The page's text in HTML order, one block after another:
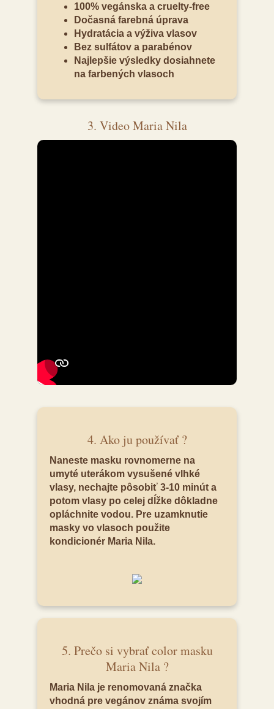
100% vegánska a cruelty-free
Dočasná farebná úprava
Hydratácia a výživa vlasov
Bez sulfátov a parabénov
Najlepšie výsledky dosiahnete
na farbených vlasoch
3. Video Maria Nila
4. Ako ju používať ?
Naneste masku rovnomerne na
umyté uterákom vysušené vlhké
vlasy, nechajte pôsobiť 3-10 minút a
potom vlasy po celej dĺžke dôkladne
opláchnite vodou. Pre uzamknutie
masky vo vlasoch použite
kondicionér Maria Nila.
5. Prečo si vybrať color masku
Maria Nila ?
Maria Nila je renomovaná značka
vhodná pre vegánov známa svojím